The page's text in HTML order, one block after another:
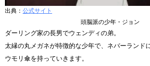
出典： 公式サイト
頭脳派の少年・ジョン
ダーリング家の長男でウェンディの弟。
太縁の丸メガネが特徴的な少年で、ネバーランド
ウモリ傘を持っていきます。